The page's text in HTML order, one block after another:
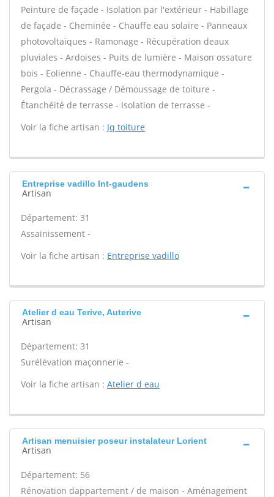
Peinture de façade - Isolation par l'extérieur - Habillage
de façade - Cheminée - Chauffe eau solaire - Panneaux
photovoltaïques - Ramonage - Récupération deaux
pluviales - Ardoises - Puits de lumière - Maison ossature
bois - Eolienne - Chauffe-eau thermodynamique -
Pergola - Décrassage / Démoussage de toiture -
Étanchéité de terrasse - Isolation de terrasse -
Voir la fiche artisan : Jq toiture
Entreprise vadillo Int-gaudens
Artisan
Département: 31
Assainissement -
Voir la fiche artisan : Entreprise vadillo
Atelier d eau Terive, Auterive
Artisan
Département: 31
Surélévation maçonnerie -
Voir la fiche artisan : Atelier d eau
Artisan menuisier poseur instalateur Lorient
Artisan
Département: 56
Rénovation dappartement / de maison - Aménagement